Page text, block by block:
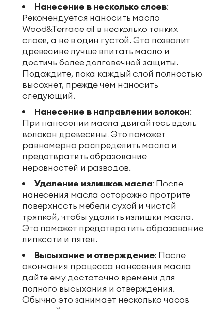
Нанесение в несколько слоев:
Рекомендуется наносить масло
Wood&Terrace oil в несколько тонких
слоев, а не в один густой. Это позволит
древесине лучше впитать масло и
достичь более долговечной защиты.
Подождите, пока каждый слой полностью
высохнет, прежде чем наносить
следующий.
Нанесение в направлении волокон:
При нанесении масла двигайтесь вдоль
волокон древесины. Это поможет
равномерно распределить масло и
предотвратить образование
неровностей и разводов.
Удаление излишков масла: После
нанесения масла осторожно протрите
поверхность мебели сухой и чистой
тряпкой, чтобы удалить излишки масла.
Это поможет предотвратить образование
липкости и пятен.
Высыхание и отверждение: После
окончания процесса нанесения масла
дайте ему достаточно времени для
полного высыхания и отверждения.
Обычно это занимает несколько часов